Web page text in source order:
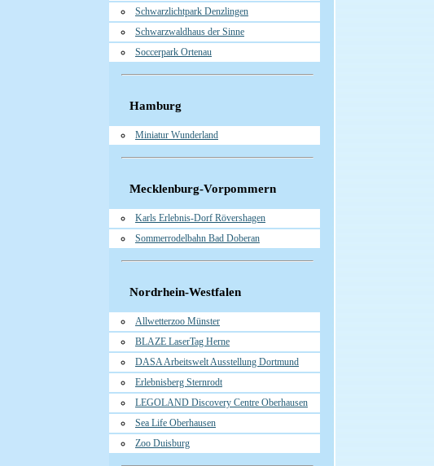
Schwarzlichtpark Denzlingen
Schwarzwaldhaus der Sinne
Soccerpark Ortenau
Hamburg
Miniatur Wunderland
Mecklenburg-Vorpommern
Karls Erlebnis-Dorf Rövershagen
Sommerrodelbahn Bad Doberan
Nordrhein-Westfalen
Allwetterzoo Münster
BLAZE LaserTag Herne
DASA Arbeitswelt Ausstellung Dortmund
Erlebnisberg Sternrodt
LEGOLAND Discovery Centre Oberhausen
Sea Life Oberhausen
Zoo Duisburg